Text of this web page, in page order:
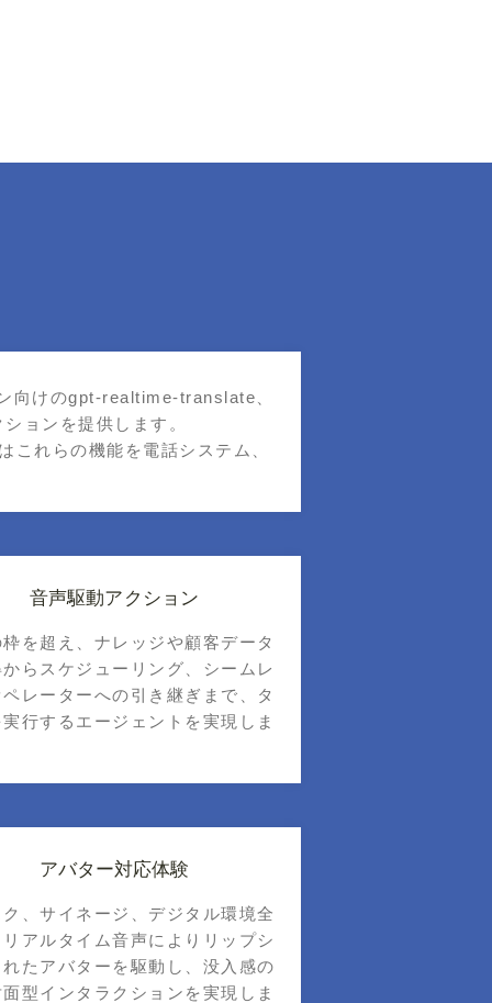
向けのgpt‑realtime‑translate、
ョンを提供します。
れらの機能を電話システム、
音声駆動アクション
を超え、ナレッジや顧客データ
らスケジューリング、シームレ
レーターへの引き継ぎまで、タ
行するエージェントを実現しま
アバター対応体験
、サイネージ、デジタル環境全
アルタイム音声によりリップシ
たアバターを駆動し、没入感の
型インタラクションを実現しま